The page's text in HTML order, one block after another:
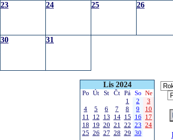
23 24 25 26
30 31
Lis 2024
Po Út St Čt Pá So Ne
1
2
3
4
5 6 7 8 9
10
11 12 13 14 15 16 17
18 19 20 21 22 23 24
25 26 27 28 29 30